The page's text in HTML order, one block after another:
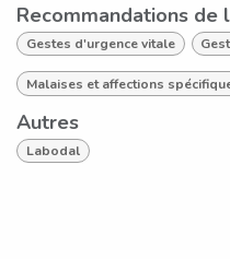
Recommandations de
Gestes d'urgence vitale
Malaises et affections
Autres
Labodal